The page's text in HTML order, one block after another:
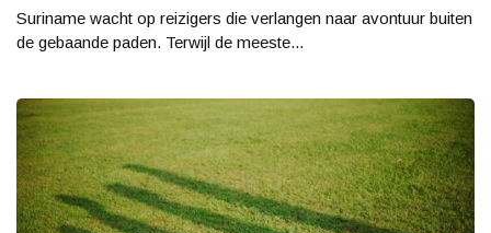
Suriname wacht op reizigers die verlangen naar avontuur buiten
de gebaande paden. Terwijl de meeste...